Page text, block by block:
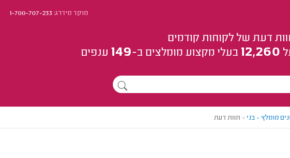
מוקד מידרג:1-700-707-233
דעת של לקוחות קודמים
12,260 בעלי מקצוע מומלצים ב-149 ענפים
מומלץ - בני > חוות דעת